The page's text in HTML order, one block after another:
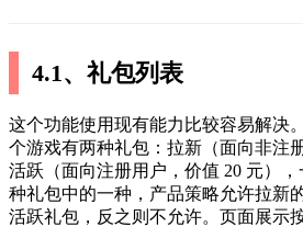
4.1、礼包列表
这个功能使用现有能力比较容易解决
个游戏有两种礼包：拉新（面向非注
活跃（面向注册用户，价值 20 元）
种礼包中的一种，产品策略允许拉新
活跃礼包，反之则不允许。页面展示